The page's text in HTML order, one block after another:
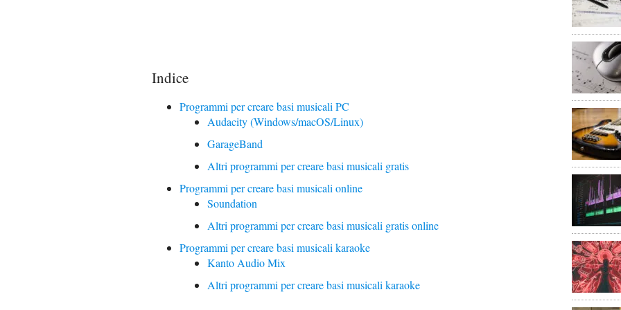
Indice
Programmi per creare basi musicali PC
Audacity (Windows/macOS/Linux)
GarageBand
Altri programmi per creare basi musicali gratis
Programmi per creare basi musicali online
Soundation
Altri programmi per creare basi musicali gratis online
Programmi per creare basi musicali karaoke
Kanto Audio Mix
Altri programmi per creare basi musicali karaoke